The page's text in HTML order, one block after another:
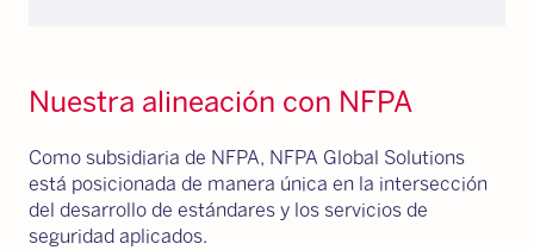
Nuestra alineación con NFPA
Como subsidiaria de NFPA, NFPA Global Solutions
está posicionada de manera única en la intersección
del desarrollo de estándares y los servicios de
seguridad aplicados.